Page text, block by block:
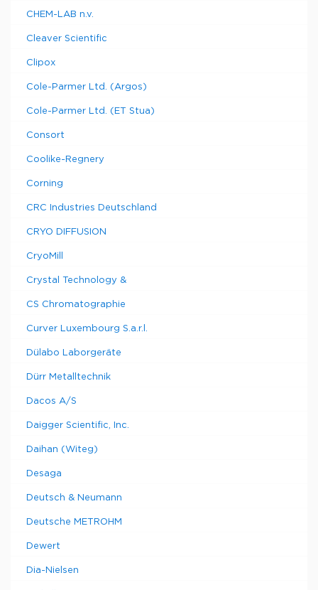
CHEM-LAB n.v.
Cleaver Scientific
Clipox
Cole-Parmer Ltd. (Argos)
Cole-Parmer Ltd. (ET Stua)
Consort
Coolike-Regnery
Corning
CRC Industries Deutschland
CRYO DIFFUSION
CryoMill
Crystal Technology &
CS Chromatographie
Curver Luxembourg S.a.r.l.
Dülabo Laborgeräte
Dürr Metalltechnik
Dacos A/S
Daigger Scientific, Inc.
Daihan (Witeg)
Desaga
Deutsch & Neumann
Deutsche METROHM
Dewert
Dia-Nielsen